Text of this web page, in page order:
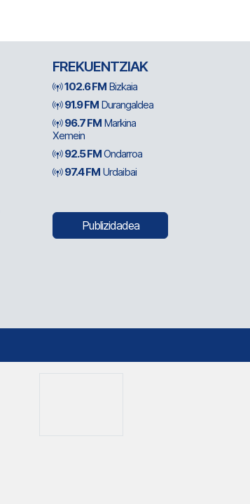
FREKUENTZIAK
102.6 FM Bizkaia
91.9 FM Durangaldea
96.7 FM Markina
Xemein
92.5 FMOndarroa
97.4 FM Urdaibai
Publizidadea